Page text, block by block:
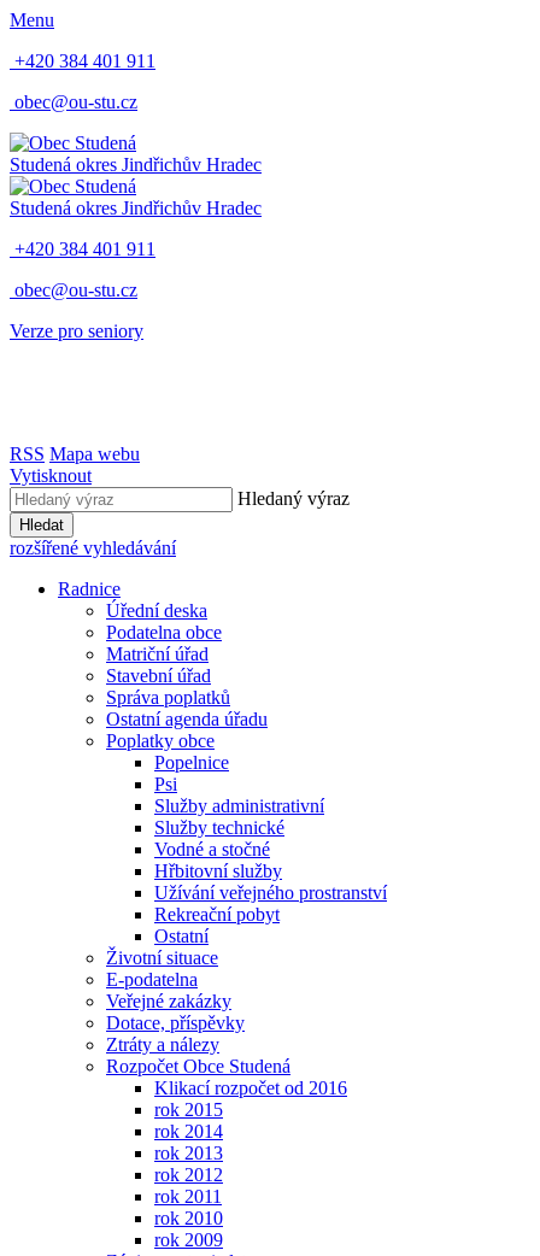
Menu
+420 384 401 911
obec@ou-stu.cz
Studená okres Jindřichův Hradec
Studená okres Jindřichův Hradec
+420 384 401 911
obec@ou-stu.cz
Verze pro seniory
RSS Mapa webu
Vytisknout
Hledaný výraz
Hledat
rozšířené vyhledávání
Radnice
Úřední deska
Podatelna obce
Matriční úřad
Stavební úřad
Správa poplatků
Ostatní agenda úřadu
Poplatky obce
Popelnice
Psi
Služby administrativní
Služby technické
Vodné a stočné
Hřbitovní služby
Užívání veřejného prostranství
Rekreační pobyt
Ostatní
Životní situace
E-podatelna
Veřejné zakázky
Dotace, příspěvky
Ztráty a nálezy
Rozpočet Obce Studená
Klikací rozpočet od 2016
rok 2015
rok 2014
rok 2013
rok 2012
rok 2011
rok 2010
rok 2009